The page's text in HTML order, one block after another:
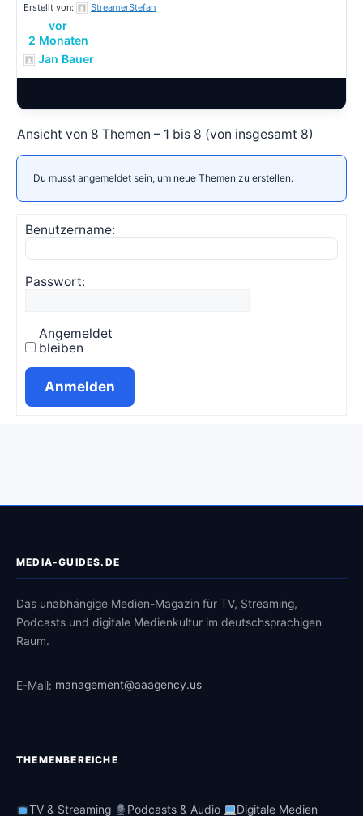
Erstellt von: StreamerStefan
vor
2 Monaten
Jan Bauer
Ansicht von 8 Themen – 1 bis 8 (von insgesamt 8)
Du musst angemeldet sein, um neue Themen zu erstellen.
Benutzername:
Passwort:
Angemeldet
bleiben
Anmelden
MEDIA-GUIDES.DE
Das unabhängige Medien-Magazin für TV, Streaming,
Podcasts und digitale Medienkultur im deutschsprachigen
Raum.
E-Mail: management@aaagency.us
THEMENBEREICHE
TV & Streaming Podcasts & Audio Digitale Medien